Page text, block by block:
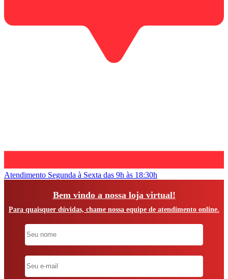
Atendimento Segunda à Sexta das 9h às 18:30h
Bem vindo a nossa loja virtual!
Para quaisquer dúvidas, chame nossa equipe de atendimento online.